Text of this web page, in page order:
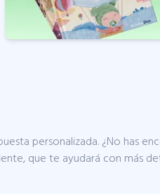
personalizada. ¿No has
que te ayudará con más